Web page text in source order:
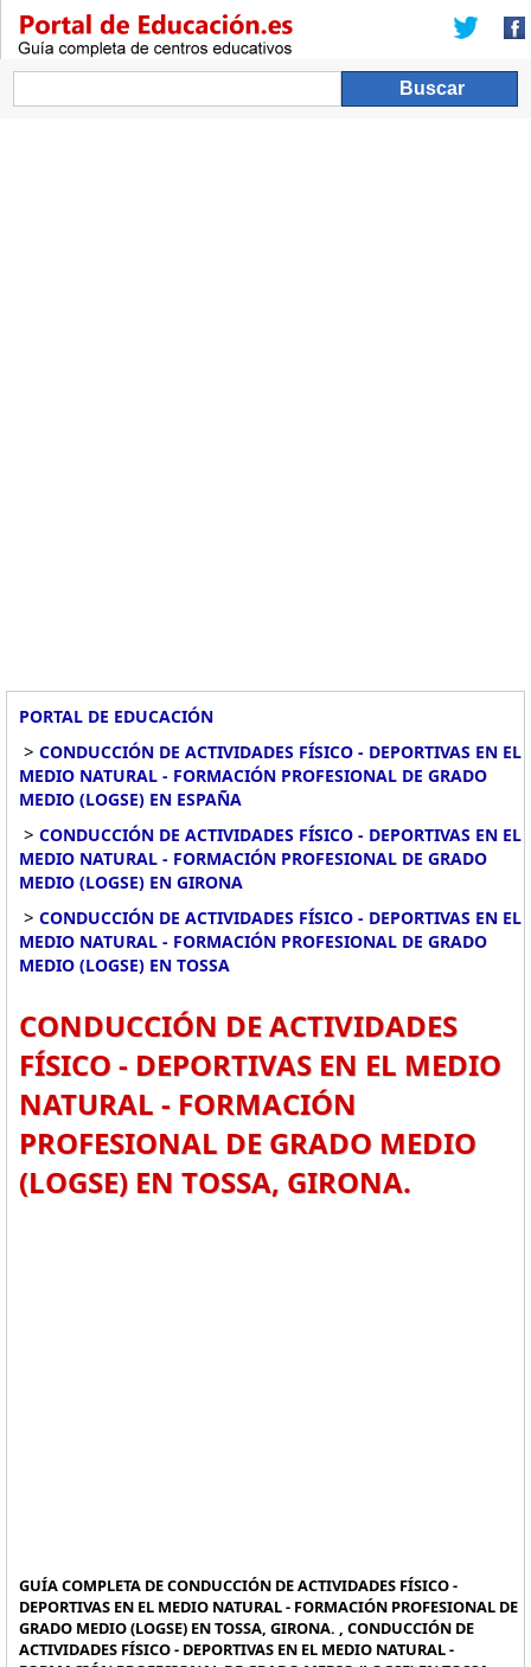
PORTAL DE EDUCACIÓN
> CONDUCCIÓN DE ACTIVIDADES FÍSICO - DEPORTIVAS EN EL
MEDIO NATURAL - FORMACIÓN PROFESIONAL DE GRADO
MEDIO (LOGSE) EN ESPAÑA
> CONDUCCIÓN DE ACTIVIDADES FÍSICO - DEPORTIVAS EN EL
MEDIO NATURAL - FORMACIÓN PROFESIONAL DE GRADO
MEDIO (LOGSE) EN GIRONA
> CONDUCCIÓN DE ACTIVIDADES FÍSICO - DEPORTIVAS EN EL
MEDIO NATURAL - FORMACIÓN PROFESIONAL DE GRADO
MEDIO (LOGSE) EN TOSSA
CONDUCCIÓN DE ACTIVIDADES
FÍSICO - DEPORTIVAS EN EL MEDIO
NATURAL - FORMACIÓN
PROFESIONAL DE GRADO MEDIO
(LOGSE) EN TOSSA, GIRONA.
GUÍA COMPLETA DE CONDUCCIÓN DE ACTIVIDADES FÍSICO -
DEPORTIVAS EN EL MEDIO NATURAL - FORMACIÓN PROFESIONAL DE
GRADO MEDIO (LOGSE) EN TOSSA, GIRONA. , CONDUCCIÓN DE
ACTIVIDADES FÍSICO - DEPORTIVAS EN EL MEDIO NATURAL -